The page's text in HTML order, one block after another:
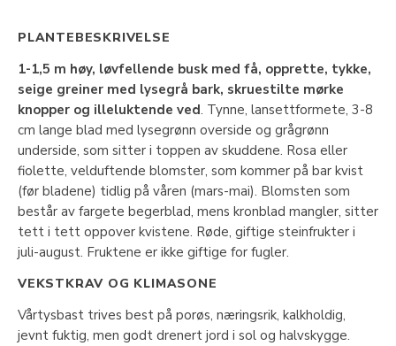
PLANTEBESKRIVELSE
1-1,5 m høy, løvfellende busk med få, opprette, tykke,
seige greiner med lysegrå bark, skruestilte mørke
knopper og illeluktende ved. Tynne, lansettformete, 3-8
cm lange blad med lysegrønn overside og grågrønn
underside, som sitter i toppen av skuddene. Rosa eller
fiolette, velduftende blomster, som kommer på bar kvist
(før bladene) tidlig på våren (mars-mai). Blomsten som
består av fargete begerblad, mens kronblad mangler, sitter
tett i tett oppover kvistene. Røde, giftige steinfrukter i
juli-august. Fruktene er ikke giftige for fugler.
VEKSTKRAV OG KLIMASONE
Vårtysbast trives best på porøs, næringsrik, kalkholdig,
jevnt fuktig, men godt drenert jord i sol og halvskygge.